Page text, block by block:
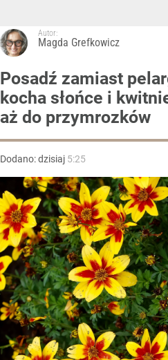
Autor:
Magda Grefkowicz
Posadź zamiast
kocha słońce i
aż do przymrozków
Dodano:dzisiaj 5:25